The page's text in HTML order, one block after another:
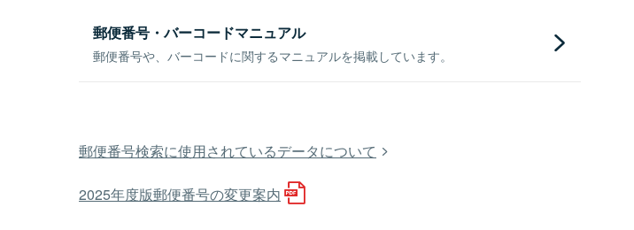
郵便番号・バーコードマニュアル
郵便番号や、バーコードに関するマニュアルを掲載しています。
郵便番号検索に使用されているデータについて
2025年度版郵便番号の変更案内